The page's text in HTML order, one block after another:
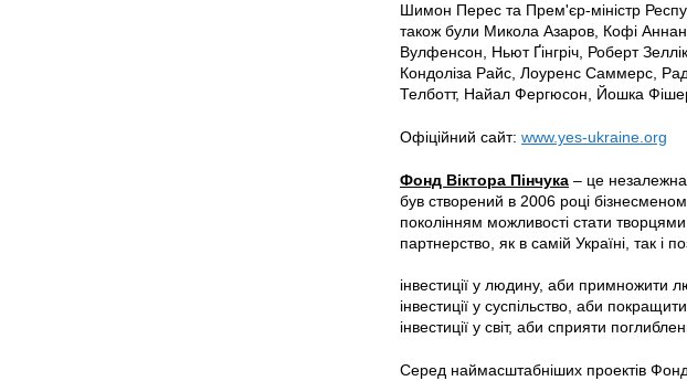
Шимон Перес та Прем'єр-міністр
також були Микола Азаров, Кофі
Вулфенсон, Ньют Ґінгріч, Роберт
Кондоліза Райс, Лоуренс Саммерс,
Телботт, Найал Фергюсон, Йошка
Офіційний сайт: www.yes-ukraine.org
Фонд Віктора Пінчука – це незалежна
був створений в 2006 році
поколінням можливості стати
партнерство, як в самій Україні, так і
інвестиції у людину, аби примножити
інвестиції у суспільство, аби
інвестиції у світ, аби сприяти
Серед наймасштабніших проектів